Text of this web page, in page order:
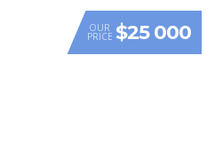
VIDEO
OUR
PRICE $25 000